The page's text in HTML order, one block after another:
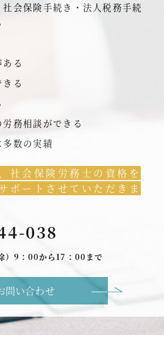
会保険手続き・法人税務手続
る
る
務相談ができる
数の実績
社会保険労務士の資格を
ポートさせていただきま
038
）9：00から17：00まで
問い合わせ